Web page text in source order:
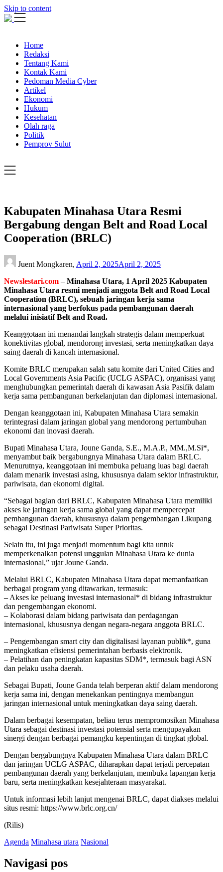
Skip to content
Home
Redaksi
Tentang Kami
Kontak Kami
Pedoman Media Cyber
Artikel
Ekonomi
Hukum
Kesehatan
Olah raga
Politik
Pemprov Sulut
Kabupaten Minahasa Utara Resmi
Bergabung dengan Belt and Road Local
Cooperation (BRLC)
Juent Mongkaren, April 2, 2025April 2, 2025
Newslestari.com – Minahasa Utara, 1 April 2025 Kabupaten
Minahasa Utara resmi menjadi anggota Belt and Road Local
Cooperation (BRLC), sebuah jaringan kerja sama
internasional yang berfokus pada pembangunan daerah
melalui inisiatif Belt and Road.
Keanggotaan ini menandai langkah strategis dalam memperkuat
konektivitas global, mendorong investasi, serta meningkatkan daya
saing daerah di kancah internasional.
Komite BRLC merupakan salah satu komite dari United Cities and
Local Governments Asia Pacific (UCLG ASPAC), organisasi yang
menghubungkan pemerintah daerah di kawasan Asia Pasifik dalam
kerja sama pembangunan berkelanjutan dan diplomasi internasional.
Dengan keanggotaan ini, Kabupaten Minahasa Utara semakin
terintegrasi dalam jaringan global yang mendorong pertumbuhan
ekonomi dan inovasi daerah.
Bupati Minahasa Utara, Joune Ganda, S.E., M.A.P., MM.,M.Si*,
menyambut baik bergabungnya Minahasa Utara dalam BRLC.
Menurutnya, keanggotaan ini membuka peluang luas bagi daerah
dalam menarik investasi asing, khususnya dalam sektor infrastruktur,
pariwisata, dan ekonomi digital.
“Sebagai bagian dari BRLC, Kabupaten Minahasa Utara memiliki
akses ke jaringan kerja sama global yang dapat mempercepat
pembangunan daerah, khususnya dalam pengembangan Likupang
sebagai Destinasi Pariwisata Super Prioritas.
Selain itu, ini juga menjadi momentum bagi kita untuk
memperkenalkan potensi unggulan Minahasa Utara ke dunia
internasional,” ujar Joune Ganda.
Melalui BRLC, Kabupaten Minahasa Utara dapat memanfaatkan
berbagai program yang ditawarkan, termasuk:
– Akses ke peluang investasi internasional* di bidang infrastruktur
dan pengembangan ekonomi.
– Kolaborasi dalam bidang pariwisata dan perdagangan
internasional, khususnya dengan negara-negara anggota BRLC.
– Pengembangan smart city dan digitalisasi layanan publik*, guna
meningkatkan efisiensi pemerintahan berbasis elektronik.
– Pelatihan dan peningkatan kapasitas SDM*, termasuk bagi ASN
dan pelaku usaha daerah.
Sebagai Bupati, Joune Ganda telah berperan aktif dalam mendorong
kerja sama ini, dengan menekankan pentingnya membangun
jaringan internasional untuk meningkatkan daya saing daerah.
Dalam berbagai kesempatan, beliau terus mempromosikan Minahasa
Utara sebagai destinasi investasi potensial serta mengupayakan
sinergi dengan berbagai pemangku kepentingan di tingkat global.
Dengan bergabungnya Kabupaten Minahasa Utara dalam BRLC
dan jaringan UCLG ASPAC, diharapkan dapat terjadi percepatan
pembangunan daerah yang berkelanjutan, membuka lapangan kerja
baru, serta meningkatkan kesejahteraan masyarakat.
Untuk informasi lebih lanjut mengenai BRLC, dapat diakses melalui
situs resmi: https://www.brlc.org.cn/
(Rilis)
Agenda Minahasa utara Nasional
Navigasi pos